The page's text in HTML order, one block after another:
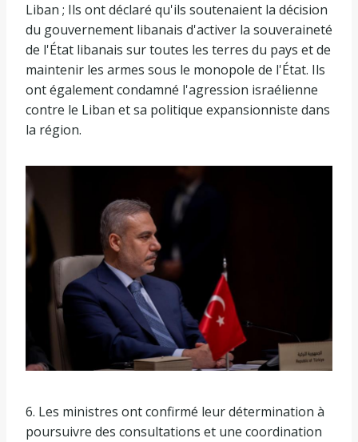
Liban ; Ils ont déclaré qu'ils soutenaient la décision
du gouvernement libanais d'activer la souveraineté
de l'État libanais sur toutes les terres du pays et de
maintenir les armes sous le monopole de l'État. Ils
ont également condamné l'agression israélienne
contre le Liban et sa politique expansionniste dans
la région.
6. Les ministres ont confirmé leur détermination à
poursuivre des consultations et une coordination